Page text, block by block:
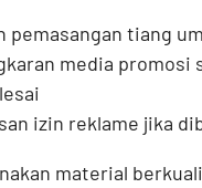
pemasangan tiang
media promosi
izin reklame jika
material